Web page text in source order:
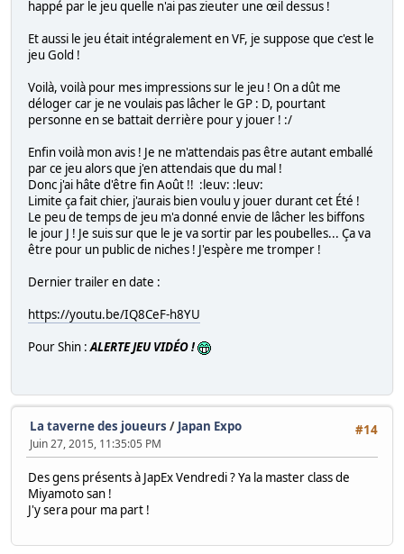
happé par le jeu quelle n'ai pas zieuter une œil dessus !
Et aussi le jeu était intégralement en VF, je suppose que c'est le
jeu Gold !
Voilà, voilà pour mes impressions sur le jeu ! On a dût me
déloger car je ne voulais pas lâcher le GP : D, pourtant
personne en se battait derrière pour y jouer ! :/
Enfin voilà mon avis ! Je ne m'attendais pas être autant emballé
par ce jeu alors que j'en attendais que du mal !
Donc j'ai hâte d'être fin Août !! :leuv: :leuv:
Limite ça fait chier, j'aurais bien voulu y jouer durant cet Été !
Le peu de temps de jeu m'a donné envie de lâcher les biffons
le jour J ! Je suis sur que le je va sortir par les poubelles... Ça va
être pour un public de niches ! J'espère me tromper !
Dernier trailer en date :
https://youtu.be/IQ8CeF-h8YU
Pour Shin :ALERTE JEU VIDÉO !
#14
La taverne des joueurs / Japan Expo
Juin 27, 2015, 11:35:05 PM
Des gens présents à JapEx Vendredi ? Ya la master class de
Miyamoto san !
J'y sera pour ma part !